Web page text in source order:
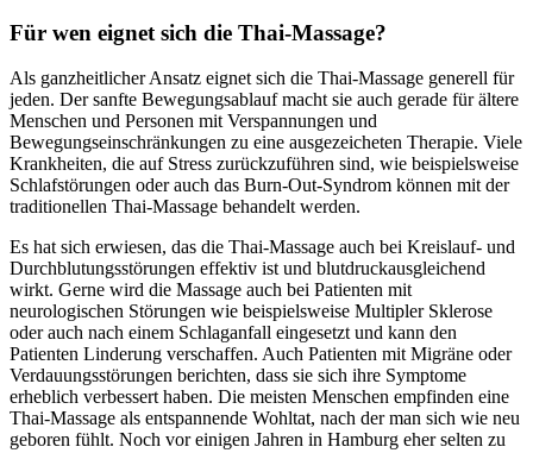
Für wen eignet sich die Thai-Massage?
Als ganzheitlicher Ansatz eignet sich die Thai-Massage generell für
jeden. Der sanfte Bewegungsablauf macht sie auch gerade für ältere
Menschen und Personen mit Verspannungen und
Bewegungseinschränkungen zu eine ausgezeicheten Therapie. Viele
Krankheiten, die auf Stress zurückzuführen sind, wie beispielsweise
Schlafstörungen oder auch das Burn-Out-Syndrom können mit der
traditionellen Thai-Massage behandelt werden.
Es hat sich erwiesen, das die Thai-Massage auch bei Kreislauf- und
Durchblutungsstörungen effektiv ist und blutdruckausgleichend
wirkt. Gerne wird die Massage auch bei Patienten mit
neurologischen Störungen wie beispielsweise Multipler Sklerose
oder auch nach einem Schlaganfall eingesetzt und kann den
Patienten Linderung verschaffen. Auch Patienten mit Migräne oder
Verdauungsstörungen berichten, dass sie sich ihre Symptome
erheblich verbessert haben. Die meisten Menschen empfinden eine
Thai-Massage als entspannende Wohltat, nach der man sich wie neu
geboren fühlt. Noch vor einigen Jahren in Hamburg eher selten zu